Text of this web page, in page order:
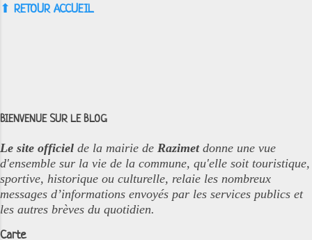
⬆︎ RETOUR ACCUEIL
BIENVENUE SUR LE BLOG
Le site officiel de la mairie de Razimetdonne une vue
d'ensemble sur la vie de la commune, qu'elle soit touristique,
sportive, historique ou culturelle, relaie les nombreux
messages d’informations envoyés par les services publics et
les autres brèves du quotidien.
Carte